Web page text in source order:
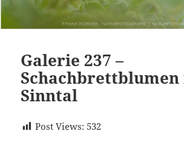
Galerie 237 –
Schachbrettblumen
Sinntal
Post Views: 532